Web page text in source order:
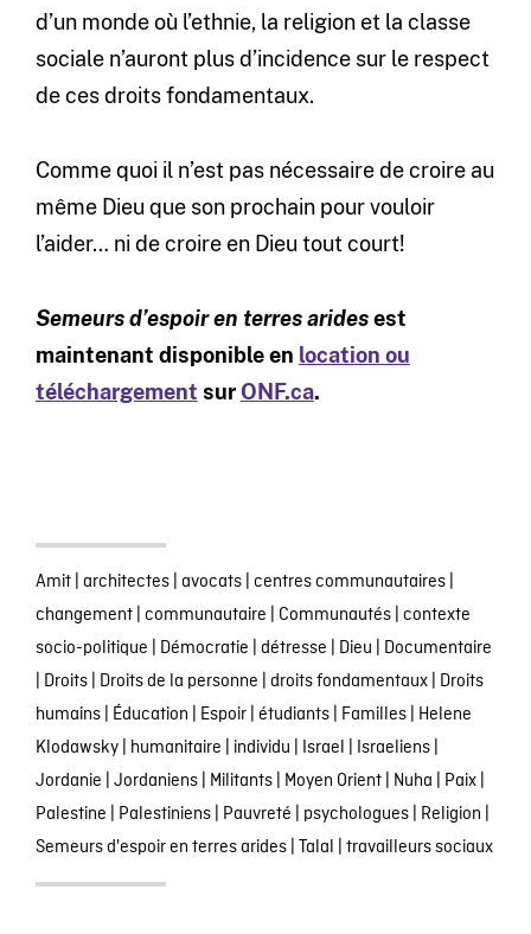
d’un monde où l’ethnie, la religion et la classe
sociale n’auront plus d’incidence sur le respect
de ces droits fondamentaux.
Comme quoi il n’est pas nécessaire de croire au
même Dieu que son prochain pour vouloir
l’aider… ni de croire en Dieu tout court!
Semeurs d’espoir en terres aridesest
maintenant disponible en location ou
téléchargement sur ONF.ca.
Amit| architectes| avocats| centres communautaires|
changement| communautaire | Communautés| contexte
socio-politique | Démocratie | détresse | Dieu | Documentaire
| Droits| Droits de la personne | droits fondamentaux| Droits
humains| Éducation | Espoir| étudiants| Familles| Helene
Klodawsky| humanitaire | individu | Israel | Israeliens|
Jordanie | Jordaniens| Militants| Moyen Orient| Nuha | Paix|
Palestine | Palestiniens| Pauvreté | psychologues| Religion |
Semeurs d'espoir en terres arides| Talal | travailleurs sociaux